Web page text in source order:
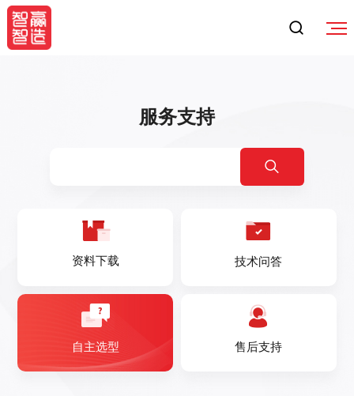
服务支持
资料下载 技术问答
自主选型 售后支持